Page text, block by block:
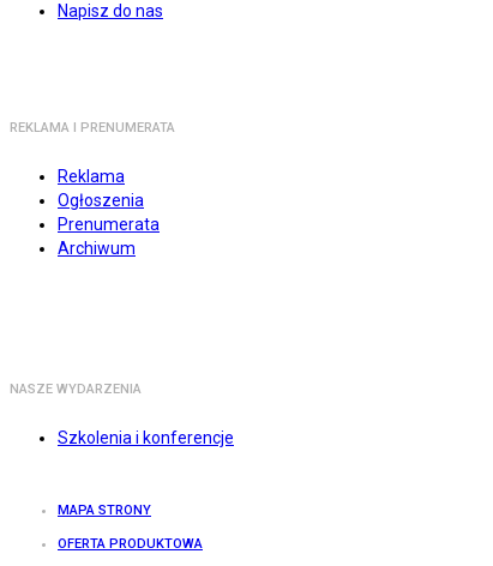
Napisz do nas
REKLAMA I PRENUMERATA
Reklama
Ogłoszenia
Prenumerata
Archiwum
NASZE WYDARZENIA
Szkolenia i konferencje
MAPA STRONY
OFERTA PRODUKTOWA